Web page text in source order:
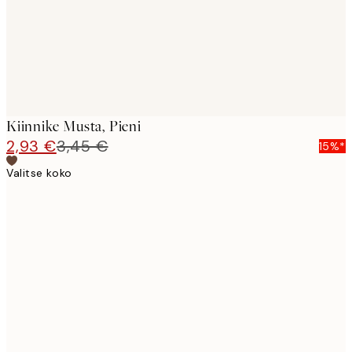
Kiinnike Musta, Pieni
2,93 €3,45 €
15%*
Valitse koko